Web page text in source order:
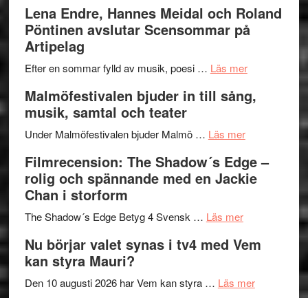
I
Delvis
genrens
terräng
på
Lena Endre, Hannes Meidal och Roland
Pöntinen avslutar Scensommar på
Artipelag
Efter en sommar fylld av musik, poesi … Läs merom
Endre,
Roland
Pöntinen
Scensommar
Artipelag
Malmöfestivalen bjuder in till sång,
musik, samtal och teater
Under Malmöfestivalen bjuder Malmö … Läs merom
bjuder
in
samtal
teater
Filmrecension: The Shadow´s Edge –
rolig och spännande med en Jackie
Chan i storform
The Shadow´s Edge Betyg 4 Svensk … Läs merom
Filmrecension:
The
´s
Nu börjar valet synas i tv4 med Vem
kan styra Mauri?
Den 10 augusti 2026 har Vem kan styra … Läs merom